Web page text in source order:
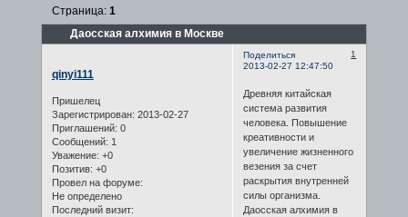
Даосская алхимия в Москве
Страница: 1
Поделиться
1
2013-02-27 12:47:50
qinyi111
Пришелец
Зарегистрирован: 2013-02-27
Приглашений: 0
Сообщений: 1
Уважение: +0
Позитив: +0
Провел на форуме:
Не определено
Последний визит:
Древняя китайская
система развития
человека. Повышение
креативности и
увеличение жизненного
везения за счет
раскрытия внутренней
силы организма.
Даосская алхимия в